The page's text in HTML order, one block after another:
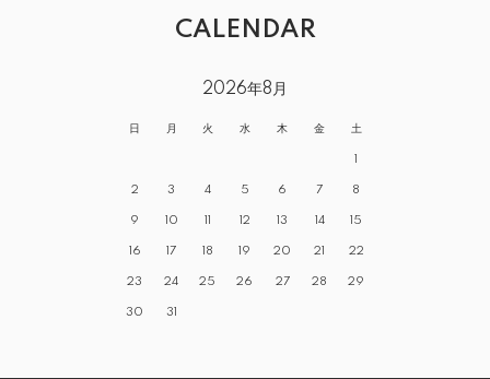
CALENDAR
2026年8月
日 月 火 水 木 金 土
1
2 3 4 5 6 7 8
9 10 11 12 13 14 15
16 17 18 19 20 21 22
23 24 25 26 27 28 29
30 31